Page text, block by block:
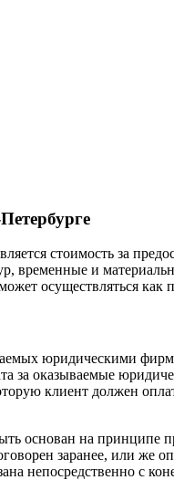
стоимость за
и
осуществляться как
юридическими
за оказываемые
клиент должен
основан на принципе
заранее, или же
непосредственно с